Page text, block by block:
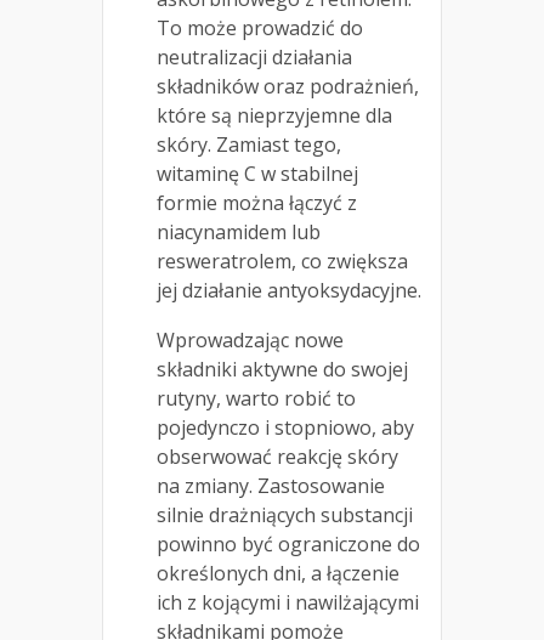
To może prowadzić do
neutralizacji działania
składników oraz podrażnień,
które są nieprzyjemne dla
skóry. Zamiast tego,
witaminę C w stabilnej
formie można łączyć z
niacynamidem lub
resweratrolem, co zwiększa
jej działanie antyoksydacyjne.
Wprowadzając nowe
składniki aktywne do swojej
rutyny, warto robić to
pojedynczo i stopniowo, aby
obserwować reakcję skóry
na zmiany. Zastosowanie
silnie drażniących substancji
powinno być ograniczone do
określonych dni, a łączenie
ich z kojącymi i nawilżającymi
składnikami pomoże